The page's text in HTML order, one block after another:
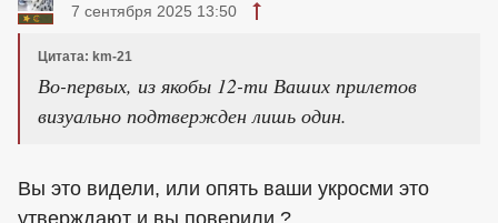
7 сентября 2025 13:50
Цитата: km-21
Во-первых, из якобы 12-ти Ваших прилетов
визуально подтвержден лишь один.
Вы это видели, или опять ваши укросми это